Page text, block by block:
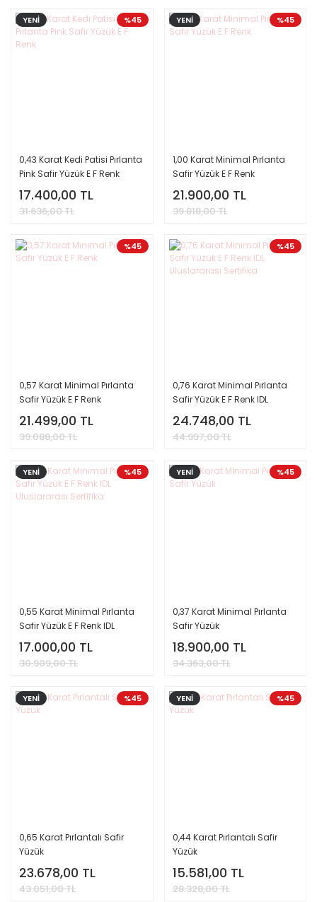
%45
YENİ
0,43 Karat Kedi Patisi Pırlanta
Pink Safir Yüzük E F Renk
17.400,00 TL
31.636,00 TL
%45
YENİ
1,00 Karat Minimal Pırlanta
Safir Yüzük E F Renk
21.900,00 TL
39.818,00 TL
%45
0,57 Karat Minimal Pırlanta
Safir Yüzük E F Renk
21.499,00 TL
39.088,00 TL
%45
0,76 Karat Minimal Pırlanta
Safir Yüzük E F Renk IDL
Uluslararası Sertifika
24.748,00 TL
44.997,00 TL
%45
YENİ
0,55 Karat Minimal Pırlanta
Safir Yüzük E F Renk IDL
Uluslararası Sertifika
17.000,00 TL
30.909,00 TL
%45
YENİ
0,37 Karat Minimal Pırlanta
Safir Yüzük
18.900,00 TL
34.363,00 TL
%45
YENİ
0,65 Karat Pırlantalı Safir
Yüzük
23.678,00 TL
43.051,00 TL
%45
YENİ
0,44 Karat Pırlantalı Safir
Yüzük
15.581,00 TL
28.328,00 TL